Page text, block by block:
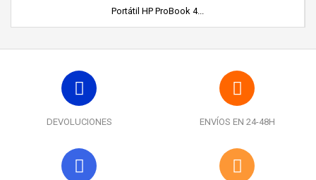
Portátil HP ProBook 4...
DEVOLUCIONES ENVÍOS EN 24-48H